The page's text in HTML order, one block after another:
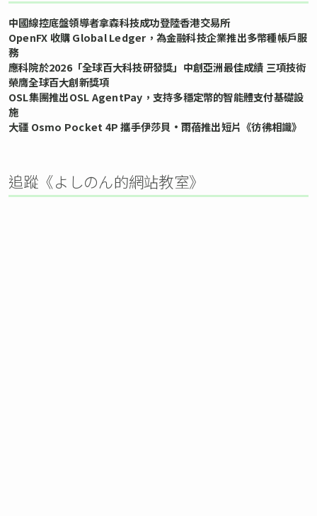
中國線控底盤領導者拿森科技成功登陸香港交易所
OpenFX 收購 Global Ledger，為金融科技企業推出多幣種帳戶服
務
應科院於2026「全球百大科技研發獎」中創亞洲最佳成績 三項技術
榮膺全球百大創新獎項
OSL集團推出OSL AgentPay，支持多穩定幣的智能體支付基礎設
施
大疆 Osmo Pocket 4P 攜手伊莎貝•雨蓓推出短片《彷彿相識》
追蹤《よしのん的網站教室》